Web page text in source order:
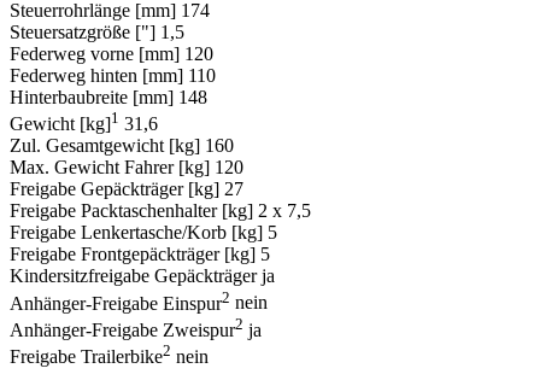
Steuerrohrlänge [mm] 174
Steuersatzgröße ["] 1,5
Federweg vorne [mm] 120
Federweg hinten [mm] 110
Hinterbaubreite [mm] 148
Gewicht [kg]1 31,6
Zul. Gesamtgewicht [kg] 160
Max. Gewicht Fahrer [kg] 120
Freigabe Gepäckträger [kg] 27
Freigabe Packtaschenhalter [kg] 2 x 7,5
Freigabe Lenkertasche/Korb [kg] 5
Freigabe Frontgepäckträger [kg] 5
Kindersitzfreigabe Gepäckträger ja
Anhänger-Freigabe Einspur2 nein
Anhänger-Freigabe Zweispur2 ja
Freigabe Trailerbike2 nein